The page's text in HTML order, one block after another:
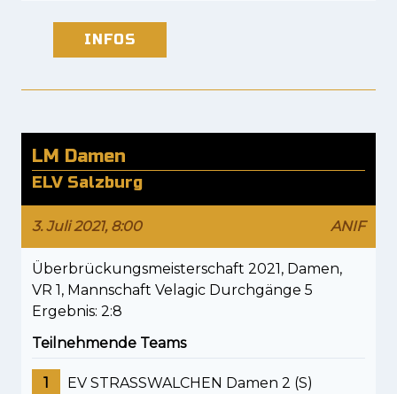
INFOS
LM Damen
ELV Salzburg
3. Juli 2021, 8:00 ANIF
Überbrückungsmeisterschaft 2021, Damen,
VR 1, Mannschaft Velagic Durchgänge 5
Ergebnis: 2:8
Teilnehmende Teams
1 EV STRASSWALCHEN Damen 2 (S)